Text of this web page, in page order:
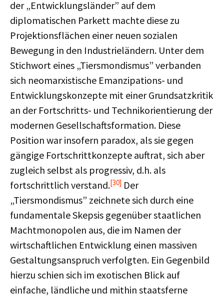
der „Entwicklungsländer” auf dem
diplomatischen Parkett machte diese zu
Projektionsflächen einer neuen sozialen
Bewegung in den Industrieländern. Unter dem
Stichwort eines „Tiersmondismus” verbanden
sich neomarxistische Emanzipations- und
Entwicklungskonzepte mit einer Grundsatzkritik
an der Fortschritts- und Technikorientierung der
modernen Gesellschaftsformation. Diese
Position war insofern paradox, als sie gegen
gängige Fortschrittkonzepte auftrat, sich aber
zugleich selbst als progressiv, d.h. als
fortschrittlich verstand.[30] Der
„Tiersmondismus” zeichnete sich durch eine
fundamentale Skepsis gegenüber staatlichen
Machtmonopolen aus, die im Namen der
wirtschaftlichen Entwicklung einen massiven
Gestaltungsanspruch verfolgten. Ein Gegenbild
hierzu schien sich im exotischen Blick auf
einfache, ländliche und mithin staatsferne